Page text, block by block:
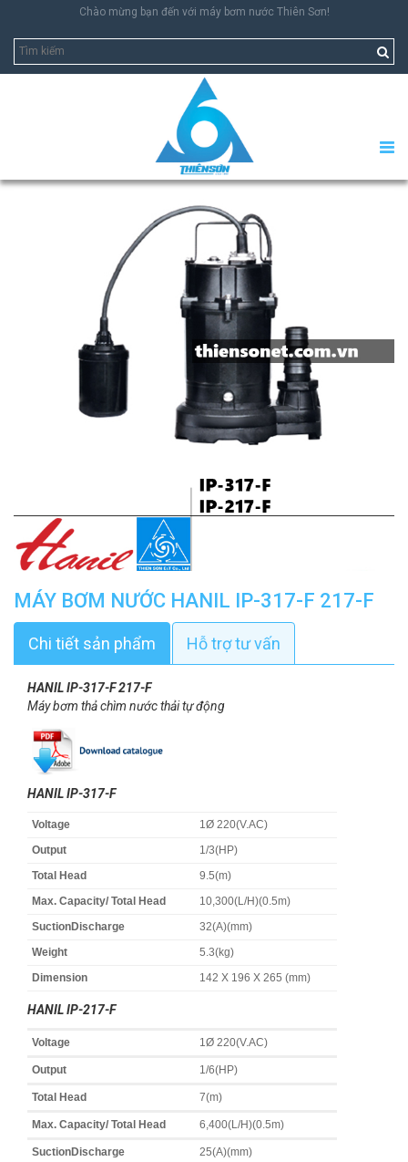
Chào mừng bạn đến với máy bơm nước Thiên Sơn!
MÁY BƠM NƯỚC HANIL IP-317-F 217-F
Chi tiết sản phẩm Hỗ trợ tư vấn
HANIL IP-317-F 217-F
Máy bơm thả chìm nước thải tự động
HANIL IP-317-F
Voltage
1Ø 220(V.AC)
Output
1/3(HP)
Total Head
9.5(m)
Max. Capacity/ Total Head
10,300(L/H)(0.5m)
SuctionDischarge
32(A)(mm)
Weight
5.3(kg)
Dimension
142 X 196 X 265 (mm)
HANIL IP-217-F
Voltage 1Ø 220(V.AC)
Output 1/6(HP)
Total Head 7(m)
Max. Capacity/ Total Head 6,400(L/H)(0.5m)
SuctionDischarge 25(A)(mm)